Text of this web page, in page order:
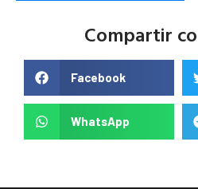
Compartir
Facebook
WhatsApp